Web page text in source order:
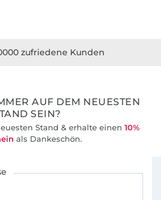
zufriedene Kunden
AUF DEM NEUESTEN
SEIN?
Stand & erhalte einen 10%
als Dankeschön.